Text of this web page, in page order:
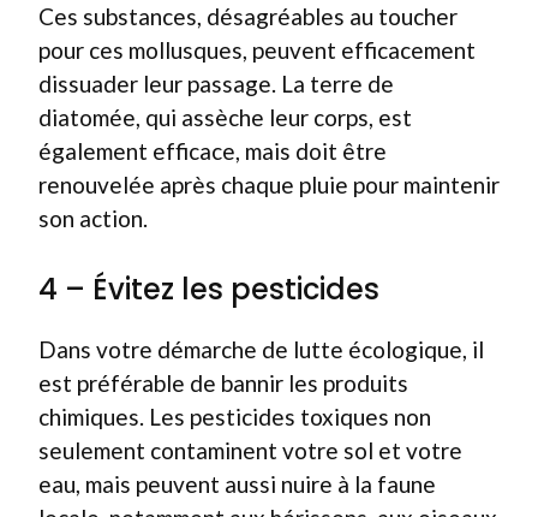
Ces substances, désagréables au toucher
pour ces mollusques, peuvent efficacement
dissuader leur passage. La terre de
diatomée, qui assèche leur corps, est
également efficace, mais doit être
renouvelée après chaque pluie pour maintenir
son action.
4 – Évitez les pesticides
Dans votre démarche de lutte écologique, il
est préférable de bannir les produits
chimiques. Les pesticides toxiques non
seulement contaminent votre sol et votre
eau, mais peuvent aussi nuire à la faune